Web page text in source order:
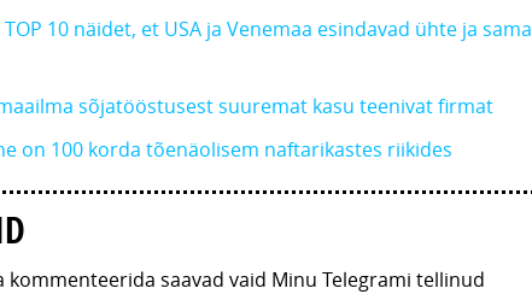
10 näidet, et USA ja Venemaa esindavad ühte ja sama
sõjatööstusest suuremat kasu teenivat firmat
on 100 korda tõenäolisem naftarikastes riikides
kommenteerida saavad vaid Minu Telegrami tellinud